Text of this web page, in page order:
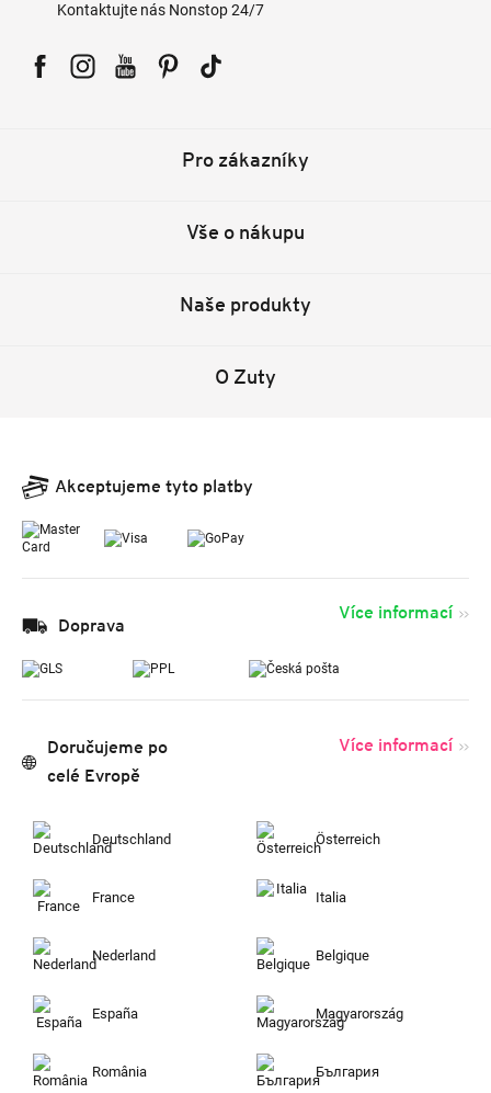
Kontaktujte nás Nonstop 24/7
Pro zákazníky
Vše o nákupu
Naše produkty
O Zuty
Akceptujeme tyto platby
Doprava
Více informací
Doručujeme po
celé Evropě
Více informací
Deutschland Österreich
France Italia
Nederland Belgique
España Magyarország
România България